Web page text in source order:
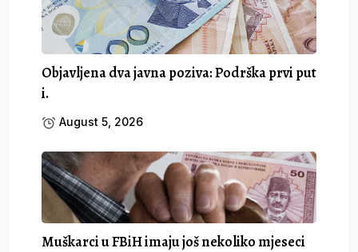
Objavljena dva javna poziva: Podrška prvi put
i.
August 5, 2026
Muškarci u FBiH imaju još nekoliko mjeseci